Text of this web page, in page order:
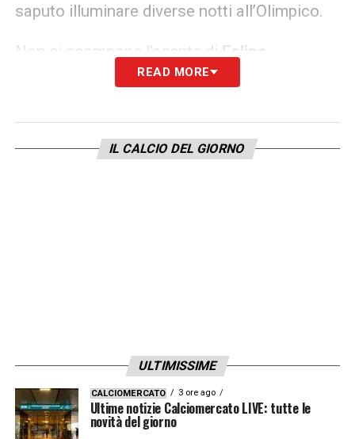
saputo illuminare diverse notti all’Olimpico.
Non si scompone l’agente di Felipe
Kia Ava Joorabchian
glissato:«Nulla di nuovo, ma chi lo sa…».
READ MORE
IL CALCIO DEL GIORNO
ULTIMISSIME
CALCIOMERCATO 3 ore ago
Ultime notizie Calciomercato LIVE: tutte le
novità del giorno